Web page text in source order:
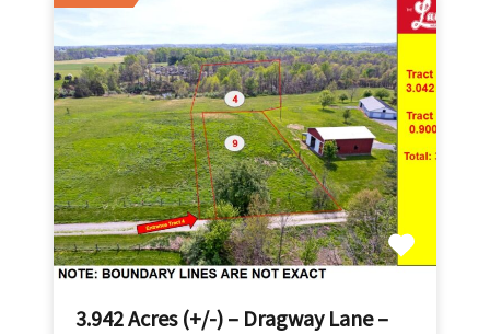
3.942 Acres (+/-) – Dragway Lane –